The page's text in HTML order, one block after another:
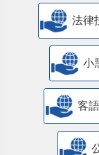
法律
小
客